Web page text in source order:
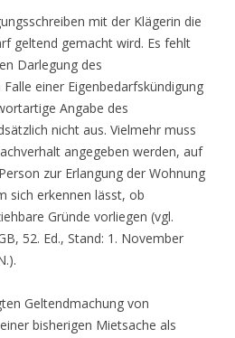
mit der Klägerin die
geltend gemacht wird. Es fehlt
Darlegung des
einer Eigenbedarfskündigung
Angabe des
nicht aus. Vielmehr muss
angegeben werden, auf
zur Erlangung der Wohnung
sich erkennen lässt, ob
Gründe vorliegen (vgl.
52. Ed., Stand: 1. November
Geltendmachung von
bisherigen Mietsache als